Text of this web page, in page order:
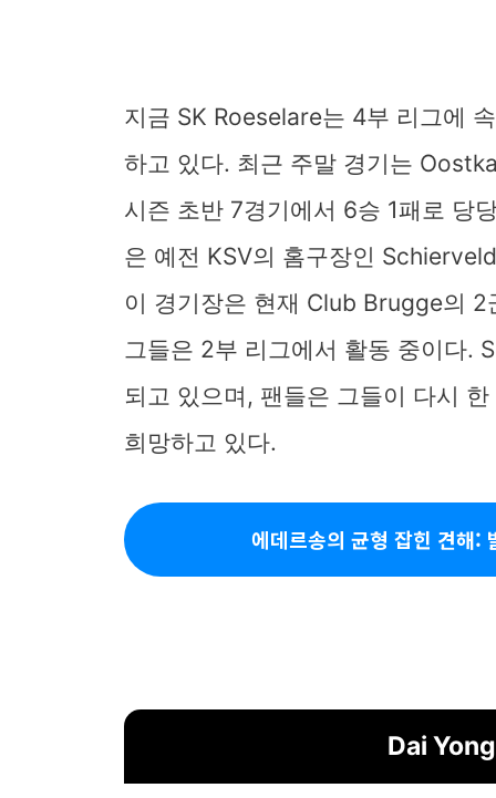
지금 SK Roeselare는 4부 리그에
하고 있다. 최근 주말 경기는
시즌 초반 7경기에서 6승 1패로 당
은 예전 KSV의 홈구장인
이 경기장은 현재 Club Brugge의
그들은 2부 리그에서 활동 중이다.
되고 있으며, 팬들은 그들이 다시
희망하고 있다.
에데르송의 균형 잡힌 견해:
Dai